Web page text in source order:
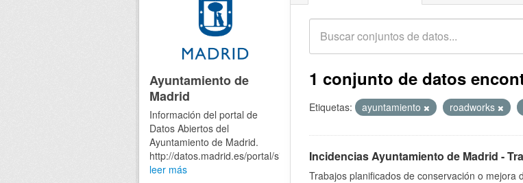
1 conjunto de datos
Etiquetas: ayuntamiento roadworks
Incidencias Ayuntamiento de Madrid -
Trabajos planificados de conservación o mejora
Ayuntamiento de
Madrid
Información del portal de
Datos Abiertos del
Ayuntamiento de Madrid.
http://datos.madrid.es/portal/site/egob
leer más